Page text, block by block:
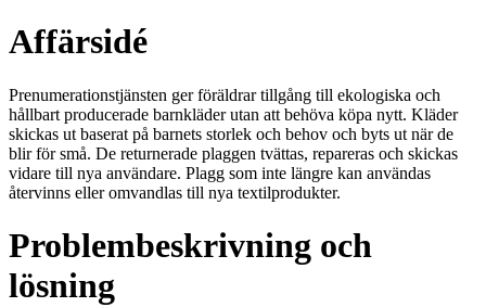
Affärsidé
Prenumerationstjänsten ger föräldrar tillgång till ekologiska och
hållbart producerade barnkläder utan att behöva köpa nytt. Kläder
skickas ut baserat på barnets storlek och behov och byts ut när de
blir för små. De returnerade plaggen tvättas, repareras och skickas
vidare till nya användare. Plagg som inte längre kan användas
återvinns eller omvandlas till nya textilprodukter.
Problembeskrivning och
lösning